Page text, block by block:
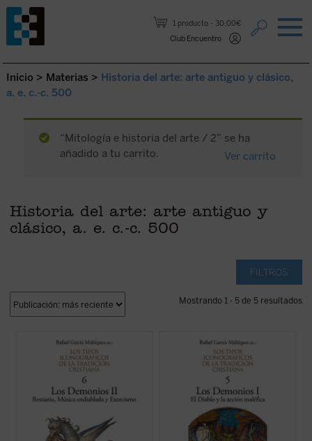
1 producto
30,00€
Club Encuentro
Saltar al contenido.
Inicio > Materias > Historia del arte: arte antiguo y clásico,
a. e. c.-c. 500
“Mitología e historia del arte / 2” se ha
añadido a tu carrito.
Ver carrito
Historia del arte: arte antiguo y
clásico, a. e. c.-c. 500
FILTROS
Mostrando 1 - 5 de 5 resultados
Este volumen se centra específicamente
en tres aspectos particulares de la
iconografía diabólica: la representación de
los demonios con aspecto animal (el
bestiario del Diablo), en cuanto artífices de
la música endiablada (opuesta a la ...
Este volumen introduce al lector en la
demonología cristiana y en las
características de la representación de lo
demoníaco en la visualidad de Occidente,
en el análisis de la visualidad de la caída de
los ángeles rebeldes, de sus ... (ver ficha)